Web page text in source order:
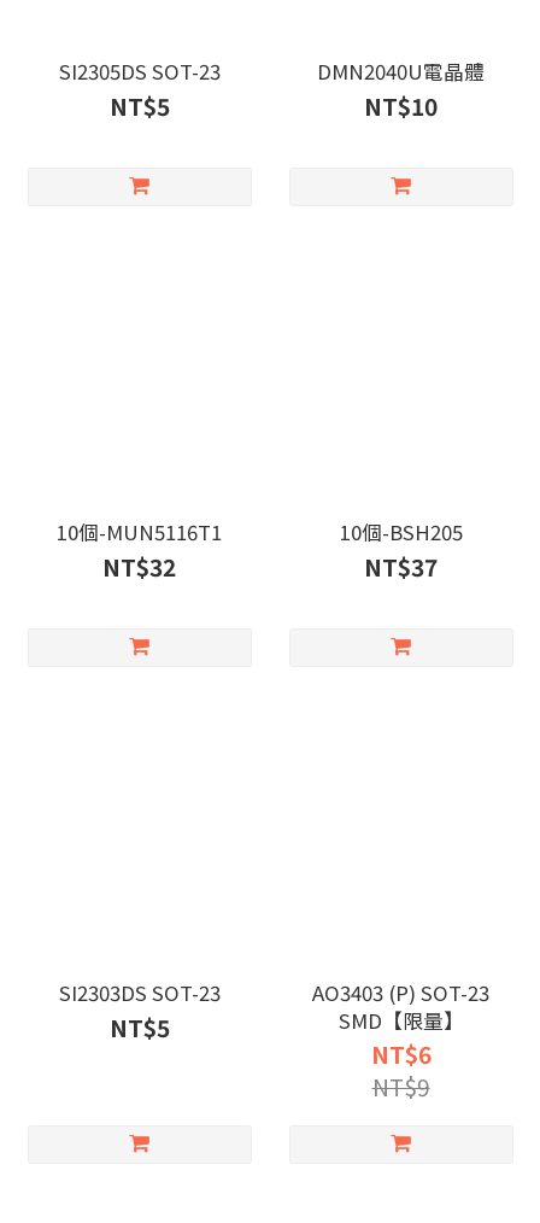
SI2305DS SOT-23
NT$5
DMN2040U電晶體
NT$10
10個-MUN5116T1
NT$32
10個-BSH205
NT$37
SI2303DS SOT-23
NT$5
AO3403 (P) SOT-23
SMD【限量】
NT$6
NT$9